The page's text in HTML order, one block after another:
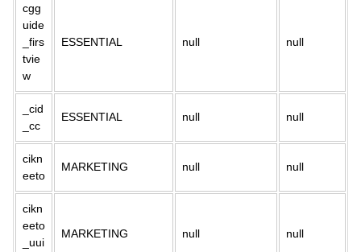
cgg
uide
_firs
tvie
w
ESSENTIAL null null
_cid
_cc
ESSENTIAL null null
cikn
eeto
MARKETING null null
cikn
eeto
_uui
MARKETING null null